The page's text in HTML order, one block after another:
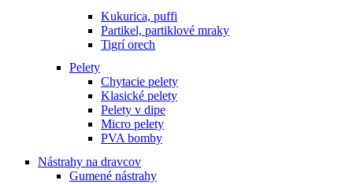
Kukurica, puffi
Partikel, partiklové mraky
Tigrí orech
Pelety
Chytacie pelety
Klasické pelety
Pelety v dipe
Micro pelety
PVA bomby
Nástrahy na dravcov
Gumené nástrahy